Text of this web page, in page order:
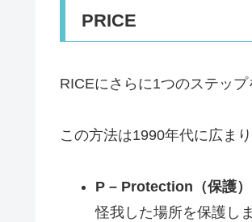
PRICE
RICEにさらに1つのステップ
この方法は1990年代に広まり
P – Protection（保護）
怪我した場所を保護しま